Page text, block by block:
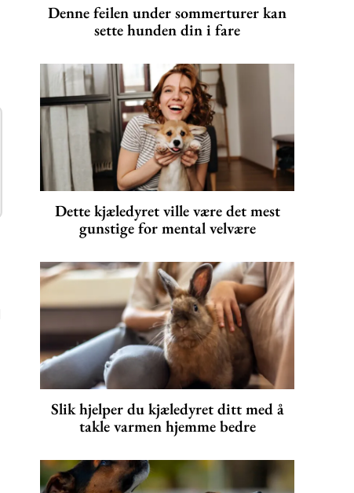
Denne feilen under sommerturer kan
sette hunden din i fare
Dette kjæledyret ville være det mest
gunstige for mental velvære
Slik hjelper du kjæledyret ditt med å
takle varmen hjemme bedre